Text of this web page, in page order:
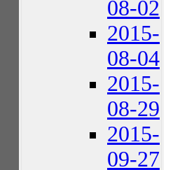
08-02
2015-
08-04
2015-
08-29
2015-
09-27